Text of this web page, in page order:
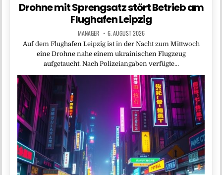
Drohne mit Sprengsatz stört Betrieb am
Flughafen Leipzig
MANAGER 6. AUGUST 2026
Auf dem Flughafen Leipzig ist in der Nacht zum Mittwoch
eine Drohne nahe einem ukrainischen Flugzeug
aufgetaucht. Nach Polizeiangaben verfügte…